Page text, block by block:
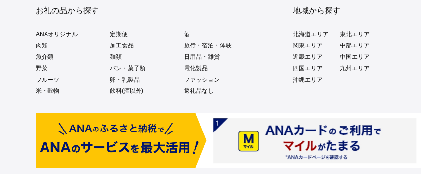
お礼の品から探す
ANAオリジナル 定期便
酒
肉類
加工食品
旅行・宿泊・体験
魚介類
麺類
日用品・雑貨
野菜
パン・菓子類
電化製品
フルーツ
卵・乳製品
ファッション
米・穀物
飲料(酒以外) 返礼品なし
地域から探す
北海道エリア
東北エリア
関東エリア
中部エリア
近畿エリア
中国エリア
四国エリア
九州エリア
沖縄エリア